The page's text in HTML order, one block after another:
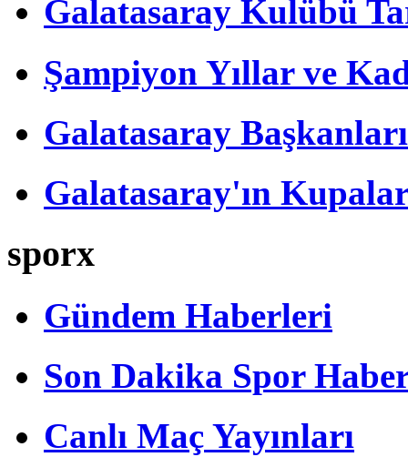
Galatasaray Kulübü
Şampiyon Yıllar ve
Galatasaray Başkanları
Galatasaray'ın
sporx
Gündem Haberleri
Son Dakika Spor
Canlı Maç Yayınları